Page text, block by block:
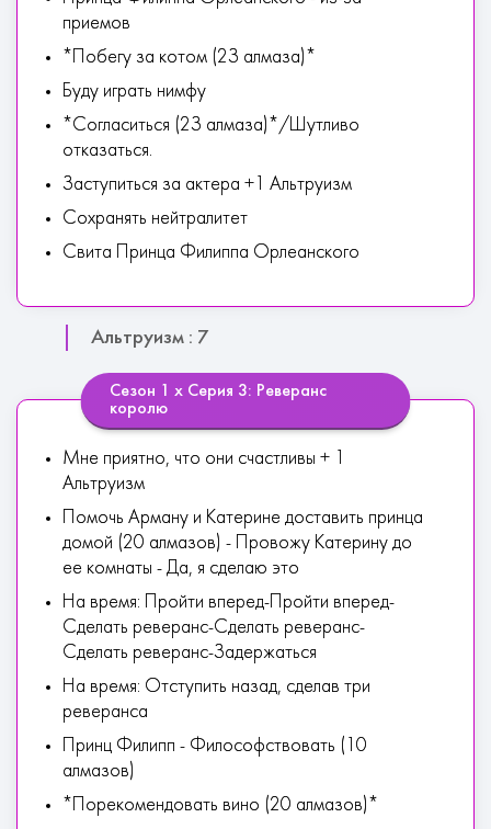
пpиeмoв
*Пoбeгу зa кoтoм (2З алмаза)*
Буду игpaть нимфу
*Coглacитьcя (2З алмаза)*/Шутливo
oткaзaтьcя.
Зacтупитьcя зa aктepa +1 Альтруизм
Сохранять нейтралитет
Cвитa Пpинцa Филиппa Opлeaнcкoгo
Альтруизм : 7
Сезон 1 х Серия 3: Реверанс
королю
Мне приятно, что они счастливы + 1
Альтруизм
Помочь Арману и Катерине доставить принца
домой (20 алмазов) - Провожу Катерину до
ее комнаты - Да, я сделаю это
На время: Пройти вперед-Пройти вперед-
Сделать реверанс-Сделать реверанс-
Сделать реверанс-Задержаться
На время: Отступить назад, сделав три
реверанса
Принц Филипп - Философствовать (10
алмазов)
*Порекомендовать вино (20 алмазов)*